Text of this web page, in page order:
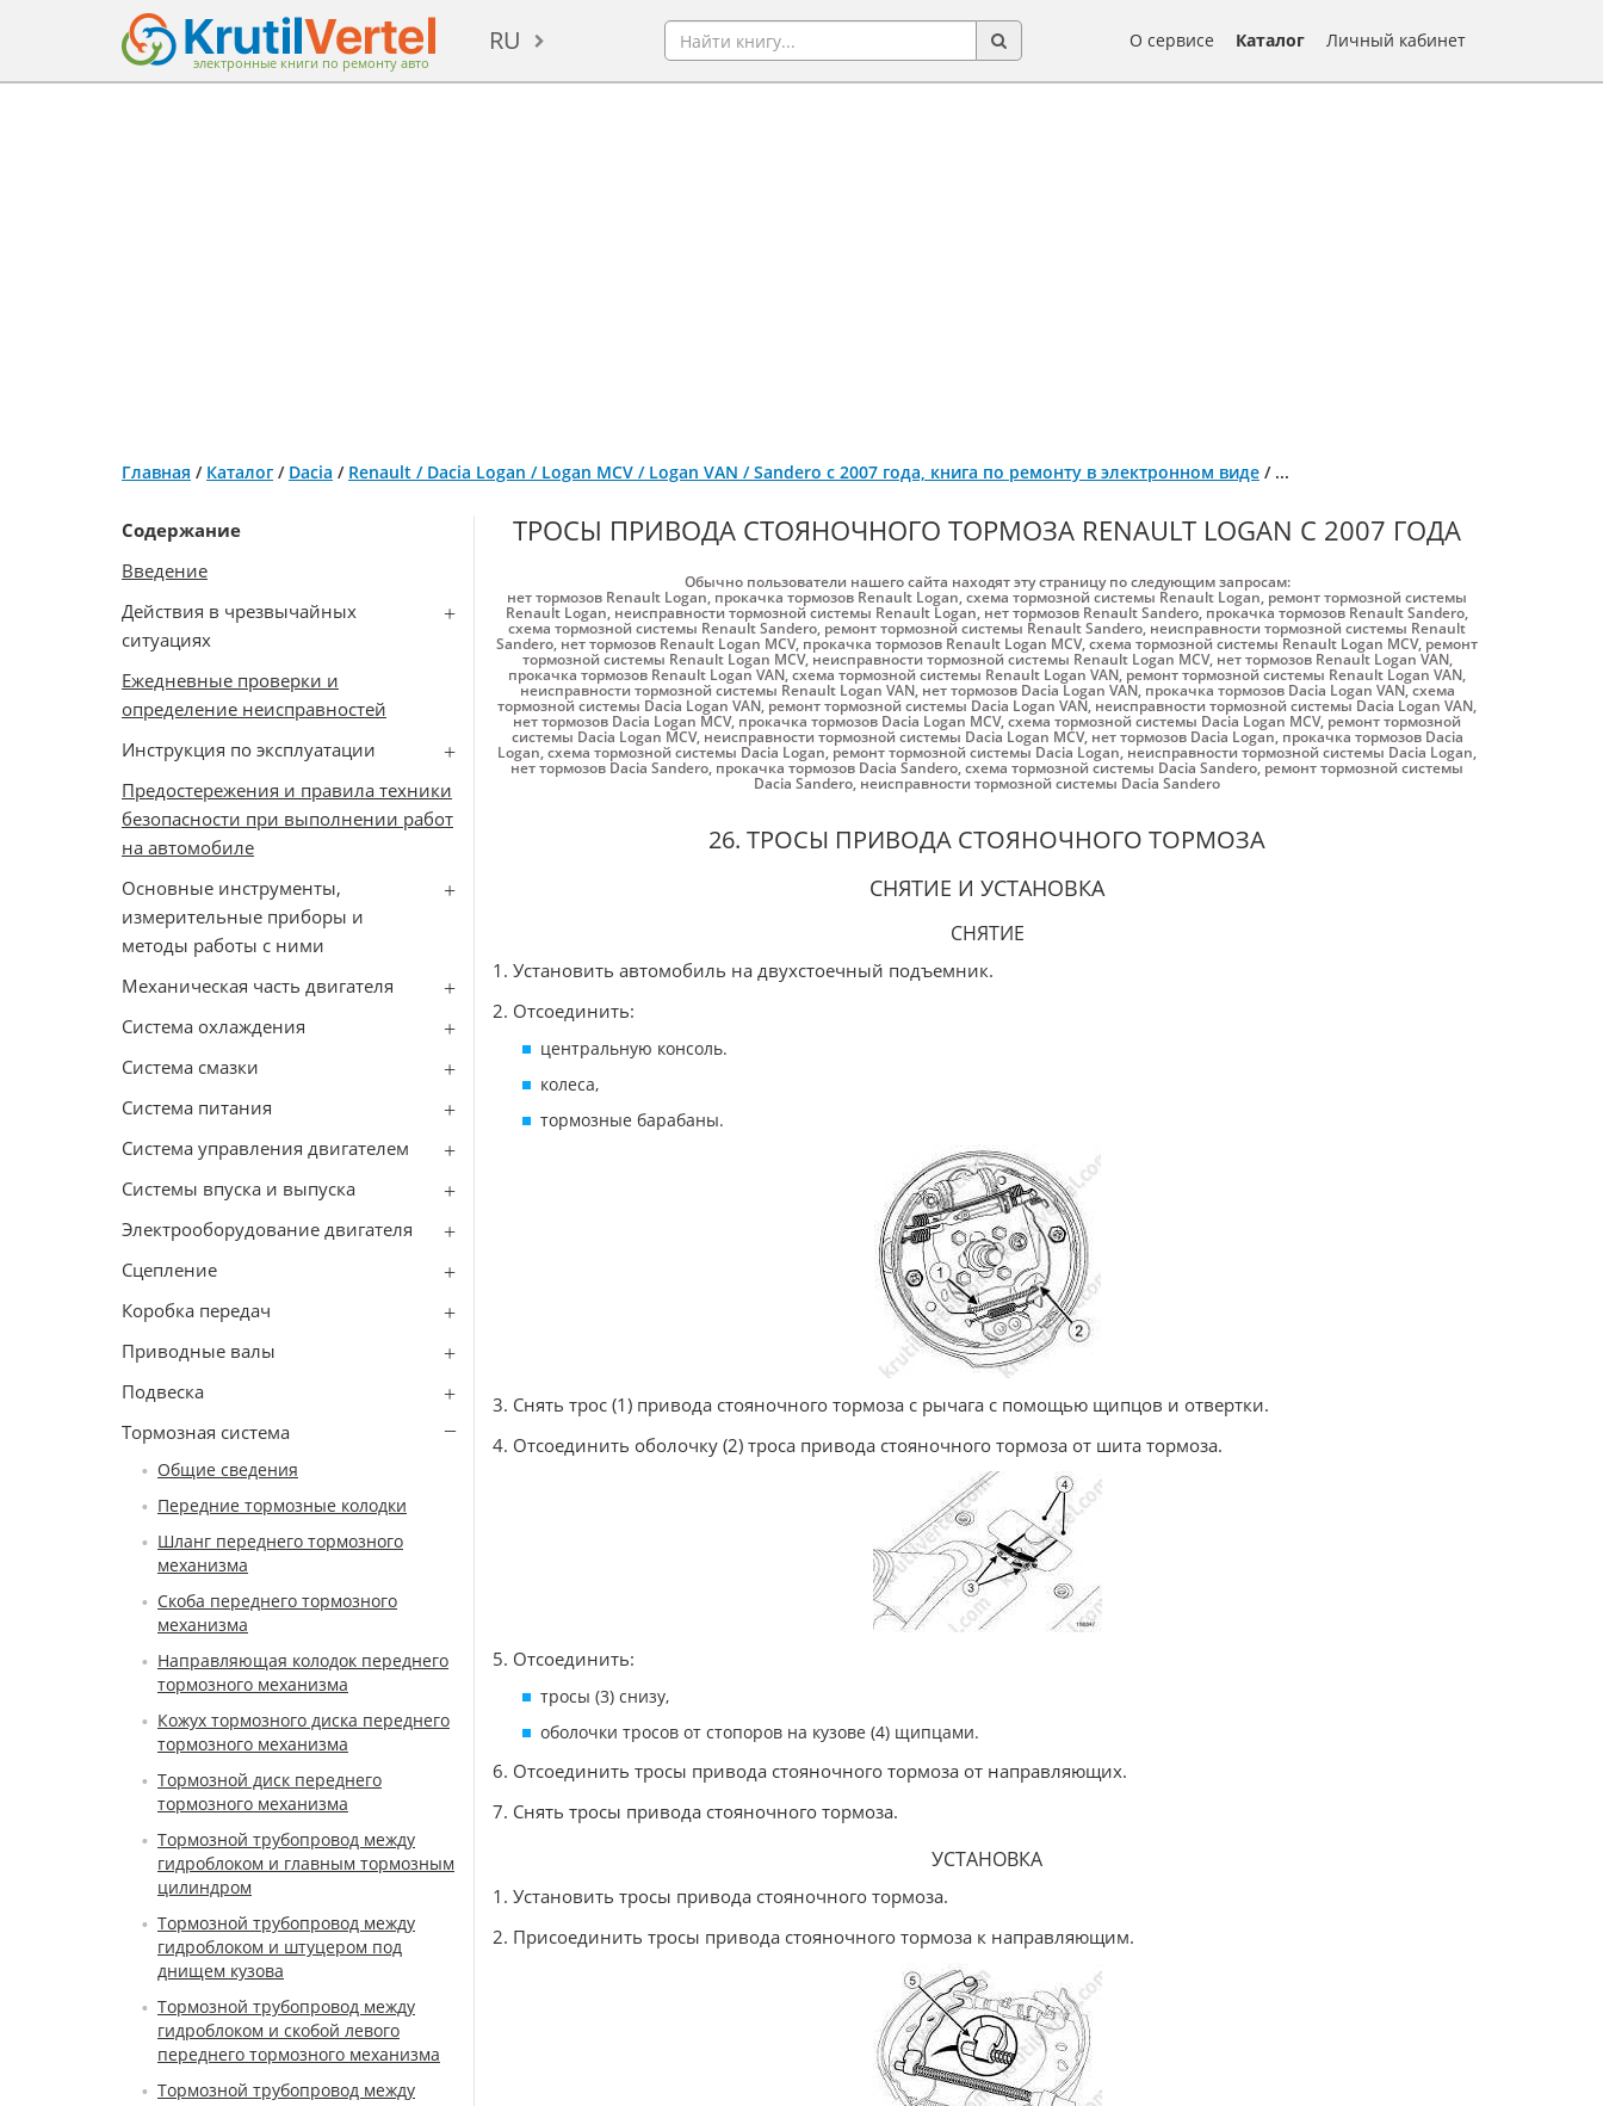
электронные книги по ремонту авто
RU О сервисе Каталог Личный кабинет
Главная / Каталог / Dacia / Renault / Dacia Logan / Logan MCV / Logan VAN / Sandero с 2007 года, книга по ремонту в электронном виде / ...
Содержание
Введение
Действия в чрезвычайных
ситуациях
Ежедневные проверки и
определение неисправностей
Инструкция по эксплуатации
Предостережения и правила техники
безопасности при выполнении работ
на автомобиле
Основные инструменты,
измерительные приборы и
методы работы с ними
Механическая часть двигателя
Система охлаждения
Система смазки
Система питания
Система управления двигателем
Системы впуска и выпуска
Электрооборудование двигателя
Сцепление
Коробка передач
Приводные валы
Подвеска
Тормозная система
Общие сведения
Передние тормозные колодки
Шланг переднего тормозного
механизма
Скоба переднего тормозного
механизма
Направляющая колодок переднего
тормозного механизма
Кожух тормозного диска переднего
тормозного механизма
Тормозной диск переднего
тормозного механизма
Тормозной трубопровод между
гидроблоком и главным тормозным
цилиндром
Тормозной трубопровод между
гидроблоком и штуцером под
днищем кузова
Тормозной трубопровод между
гидроблоком и скобой левого
переднего тормозного механизма
Тормозной трубопровод между
ТРОСЫ ПРИВОДА СТОЯНОЧНОГО ТОРМОЗА RENAULT LOGAN С 2007 ГОДА
Обычно пользователи нашего сайта находят эту страницу по следующим запросам:
нет тормозов Renault Logan, прокачка тормозов Renault Logan,схема тормозной системы Renault Logan, ремонт тормозной системы
Renault Logan, неисправности тормозной системы Renault Logan, нет тормозов Renault Sandero, прокачка тормозов Renault Sandero,
схема тормозной системы Renault Sandero, ремонт тормозной системы Renault Sandero, неисправности тормозной системы Renault
Sandero, нет тормозов Renault Logan MCV, прокачка тормозов Renault Logan MCV,схема тормозной системы Renault Logan MCV, ремонт
тормозной системы Renault Logan MCV, неисправности тормозной системы Renault Logan MCV, нет тормозов Renault Logan VAN,
прокачка тормозов Renault Logan VAN,схема тормозной системы Renault Logan VAN, ремонт тормозной системы Renault Logan VAN,
неисправности тормозной системы Renault Logan VAN, нет тормозов Dacia Logan VAN, прокачка тормозов Dacia Logan VAN,схема
тормозной системы Dacia Logan VAN, ремонт тормозной системы Dacia Logan VAN, неисправности тормозной системы Dacia Logan VAN,
нет тормозов Dacia Logan MCV, прокачка тормозов Dacia Logan MCV,схема тормозной системы Dacia Logan MCV, ремонт тормозной
системы Dacia Logan MCV, неисправности тормозной системы Dacia Logan MCV, нет тормозов Dacia Logan, прокачка тормозов Dacia
Logan,схема тормозной системы Dacia Logan, ремонт тормозной системы Dacia Logan, неисправности тормозной системы Dacia Logan,
нет тормозов Dacia Sandero, прокачка тормозов Dacia Sandero,схема тормозной системы Dacia Sandero, ремонт тормозной системы
Dacia Sandero, неисправности тормозной системы Dacia Sandero
26. ТРОСЫ ПРИВОДА СТОЯНОЧНОГО ТОРМОЗА
СНЯТИЕ И УСТАНОВКА
СНЯТИЕ
1. Установить автомобиль на двухстоечный подъемник.
2. Отсоединить:
центральную консоль.
колеса,
тормозные барабаны.
3. Снять трос (1) привода стояночного тормоза с рычага с помощью щипцов и отвертки.
4. Отсоединить оболочку (2) троса привода стояночного тормоза от шита тормоза.
5. Отсоединить:
тросы (3) снизу,
оболочки тросов от стопоров на кузове (4) щипцами.
6. Отсоединить тросы привода стояночного тормоза от направляющих.
7. Снять тросы привода стояночного тормоза.
УСТАНОВКА
1. Установить тросы привода стояночного тормоза.
2. Присоединить тросы привода стояночного тормоза к направляющим.